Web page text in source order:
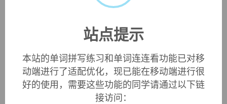
late 14c., "capability of being perceived by the senses; ability
to sense or perceive," from Old Frenchsensibilite, from Late
Latinsensibilitatem(nominativesensibilitas), fromsensibilis
(seesensible). Rarely recorded until the emergence of the
meaning "emotional consciousness, capacity for higher
站点提示
本站的单词拼写练习和单词连连看功能已对移
动端进行了适配优化，现已能在移动端进行很
好的使用，需要这些功能的同学请通过以下链
接访问：